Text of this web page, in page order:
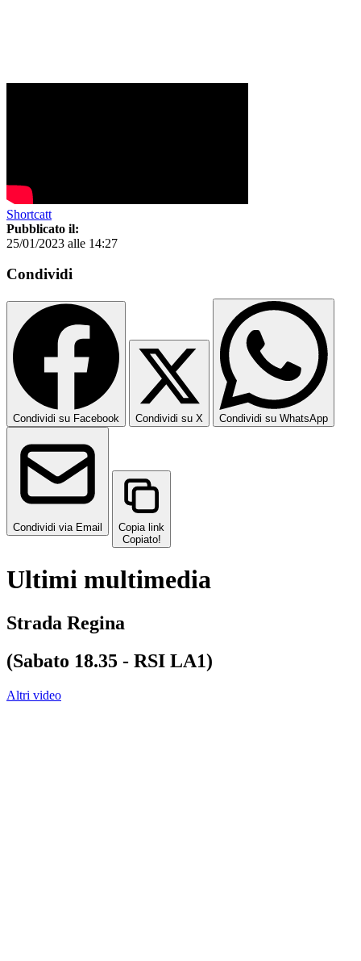
Shortcatt
Pubblicato il:
25/01/2023 alle 14:27
Condividi
Condividi su Facebook Condividi su X Condividi su WhatsApp
Condividi via Email
Copia link
Copiato!
Ultimi multimedia
Strada Regina
(Sabato 18.35 - RSI LA1)
Altri video